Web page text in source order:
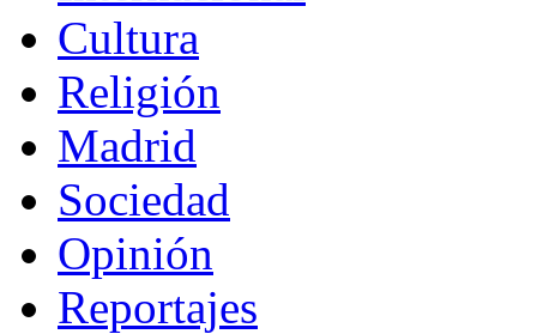
Cultura
Religión
Madrid
Sociedad
Opinión
Reportajes